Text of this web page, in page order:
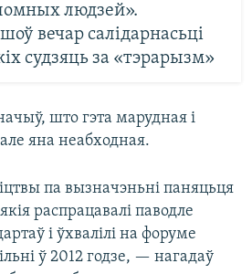
людзей».
вечар салідарнасьці
судзяць за «тэрарызм»
што гэта марудная і
яна неабходная.
па вызначэньні паняцьця
распрацавалі паводле
і ўхвалілі на форуме
ў 2012 годзе, — нагадаў